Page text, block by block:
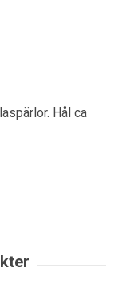
Hål ca